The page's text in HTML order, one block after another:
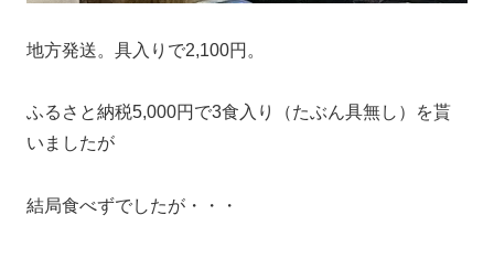
地方発送。具入りで2,100円。
ふるさと納税5,000円で3食入り（たぶん具無し）を貰
いましたが
結局食べずでしたが・・・